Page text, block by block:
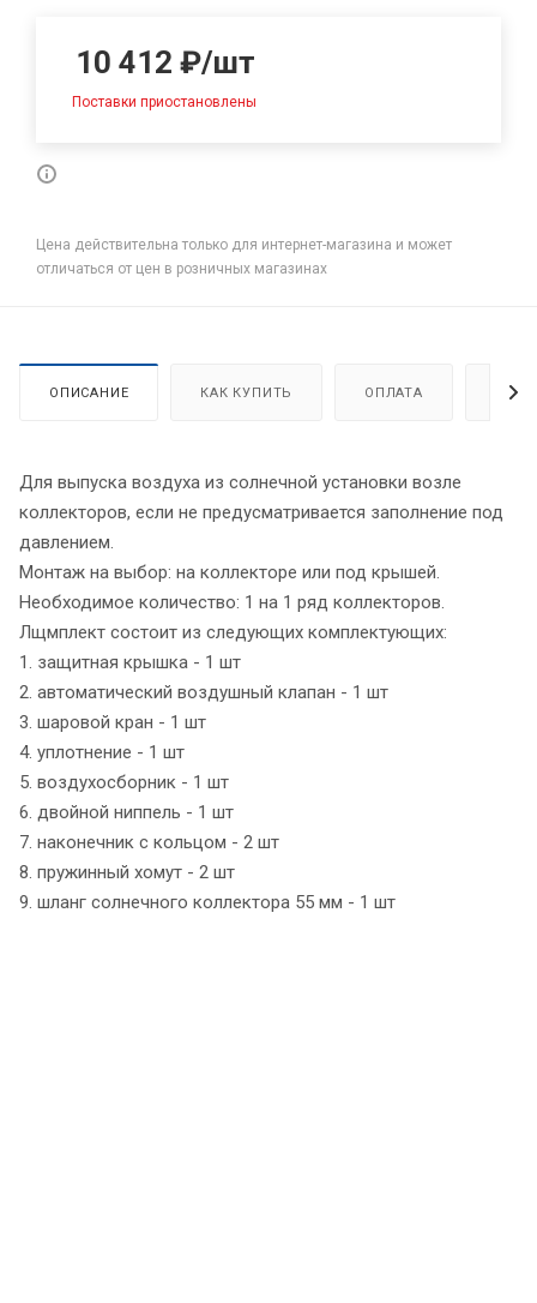
10 412 ₽/шт
Поставки приостановлены
Цена действительна только для интернет-магазина и может
отличаться от цен в розничных магазинах
ОПИСАНИЕ КАК КУПИТЬ ОПЛАТА
Для выпуска воздуха из солнечной установки возле
коллекторов, если не предусматривается заполнение под
давлением.
Монтаж на выбор: на коллекторе или под крышей.
Необходимое количество: 1 на 1 ряд коллекторов.
Лщмплект состоит из следующих комплектующих:
1. защитная крышка - 1 шт
2. автоматический воздушный клапан - 1 шт
3. шаровой кран - 1 шт
4. уплотнение - 1 шт
5. воздухосборник - 1 шт
6. двойной ниппель - 1 шт
7. наконечник с кольцом - 2 шт
8. пружинный хомут - 2 шт
9. шланг солнечного коллектора 55 мм - 1 шт